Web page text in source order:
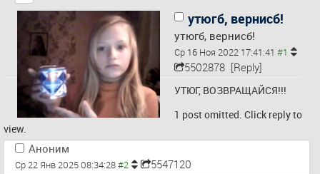
утюгб, вернисб!
утюгб, вернисб!
Ср 16 Ноя 2022 17:41:41
5502878 [Reply]
УТЮГ, ВОЗВРАЩАЙСЯ!!!
1 post omitted. Click reply to
view.
Аноним
Ср 22 Янв 2025 08:34:28 5547120